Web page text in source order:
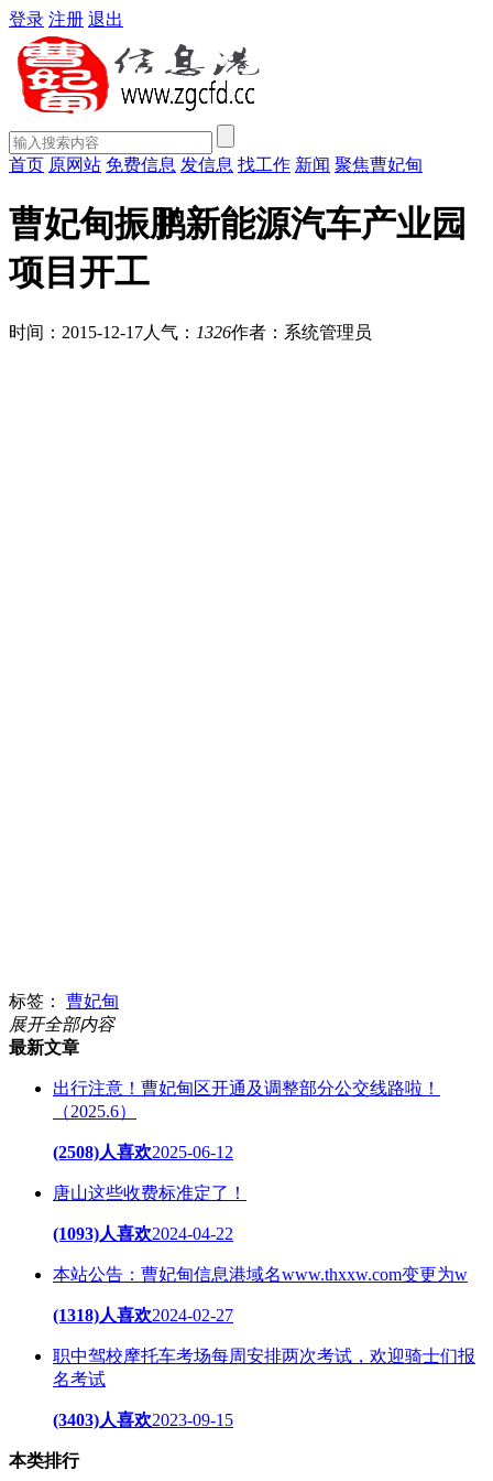
登录 注册 退出
首页 原网站 免费信息 发信息 找工作 新闻 聚焦曹妃甸
曹妃甸振鹏新能源汽车产业园
项目开工
时间：2015-12-17人气： 1326作者：系统管理员
标签：
曹妃甸
展开全部内容
最新文章
出行注意！曹妃甸区开通及调整部分公交线路啦！
（2025.6）
(2508)人喜欢2025-06-12
唐山这些收费标准定了！
(1093)人喜欢2024-04-22
本站公告：曹妃甸信息港域名www.thxxw.com变更为w
(1318)人喜欢2024-02-27
职中驾校摩托车考场每周安排两次考试，欢迎骑士们报
名考试
(3403)人喜欢2023-09-15
本类排行